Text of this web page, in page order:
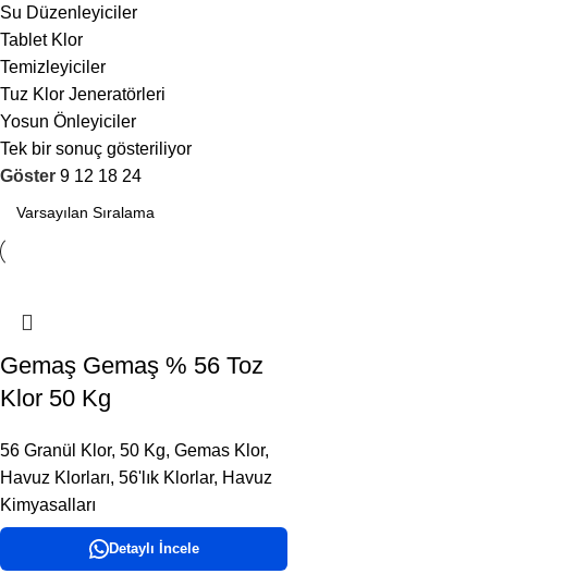
Su Düzenleyiciler
Tablet Klor
Temizleyiciler
Tuz Klor Jeneratörleri
Yosun Önleyiciler
Tek bir sonuç gösteriliyor
Göster 9 12 18 24
Gemaş Gemaş % 56 Toz
Klor 50 Kg
56 Granül Klor, 50 Kg, Gemas Klor,
Havuz Klorları, 56'lık Klorlar, Havuz
Kimyasalları
Detaylı İncele